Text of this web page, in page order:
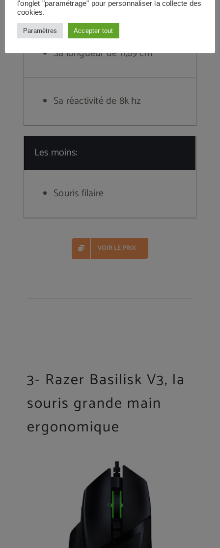
Les plus:
Sa longueur de 11,89 cm
Sa réactivité de 8k hz
Les moins:
Souris filaire
VOIR LE PRIX
3- Razer Basilisk V3, la
souris grande main
ergonomique
l'onglet "paramétrage" pour personnaliser la collecte des
cookies.
Paramètres Accepter tout